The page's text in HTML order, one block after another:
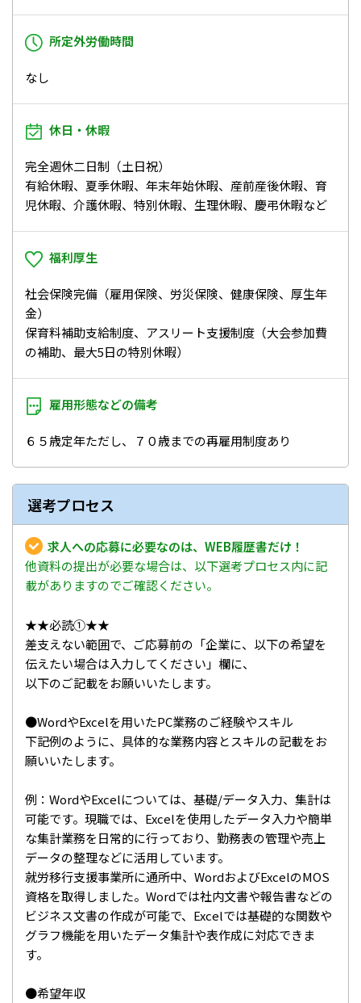
所定外労働時間
なし
休日・休暇
完全週休二日制（土日祝）
有給休暇、夏季休暇、年末年始休暇、産前産後休暇、育
児休暇、介護休暇、特別休暇、生理休暇、慶弔休暇など
福利厚生
社会保険完備（雇用保険、労災保険、健康保険、厚生年
金）
保育料補助支給制度、アスリート支援制度（大会参加費
の補助、最大5日の特別休暇）
雇用形態などの備考
６５歳定年ただし、７０歳までの再雇用制度あり
選考プロセス
求人への応募に必要なのは、WEB履歴書だけ！
他資料の提出が必要な場合は、以下選考プロセス内に記
載がありますのでご確認ください。
★★必読①★★
差支えない範囲で、ご応募前の「企業に、以下の希望を
伝えたい場合は入力してください」欄に、
以下のご記載をお願いいたします。
●WordやExcelを用いたPC業務のご経験やスキル
下記例のように、具体的な業務内容とスキルの記載をお
願いいたします。
例：WordやExcelについては、基礎/データ入力、集計は
可能です。現職では、Excelを使用したデータ入力や簡単
な集計業務を日常的に行っており、勤務表の管理や売上
データの整理などに活用しています。
就労移行支援事業所に通所中、WordおよびExcelのMOS
資格を取得しました。Wordでは社内文書や報告書などの
ビジネス文書の作成が可能で、Excelでは基礎的な関数や
グラフ機能を用いたデータ集計や表作成に対応できま
す。
●希望年収